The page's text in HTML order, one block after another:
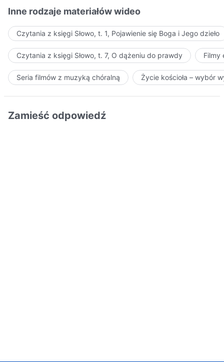
Inne rodzaje materiałów wideo
Czytania z księgi Słowo, t. 1, Pojawienie się Boga i Jego dzieło
Czytania z księgi Słowo, t. 7, O dążeniu do prawdy Filmy
Seria filmów z muzyką chóralną Życie kościoła – wybór
Zamieść odpowiedź